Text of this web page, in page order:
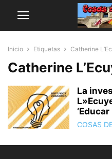
Inicio Etiquetas Catherine
Catherine
La
COSAS